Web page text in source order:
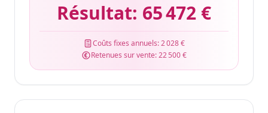
Résultat: 65 472 €
Coûts fixes annuels:2 028 €
Retenues sur vente:22 500 €